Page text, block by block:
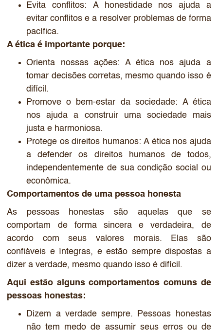
Evita conflitos: A honestidade nos ajuda a
evitar conflitos e a resolver problemas de forma
pacífica.
A ética é importante porque:
Orienta nossas ações: A ética nos ajuda a
tomar decisões corretas, mesmo quando isso é
difícil.
Promove o bem-estar da sociedade: A ética
nos ajuda a construir uma sociedade mais
justa e harmoniosa.
Protege os direitos humanos: A ética nos ajuda
a defender os direitos humanos de todos,
independentemente de sua condição social ou
econômica.
Comportamentos de uma pessoa honesta
As pessoas honestas são aquelas que se
comportam de forma sincera e verdadeira, de
acordo com seus valores morais. Elas são
confiáveis e íntegras, e estão sempre dispostas a
dizer a verdade, mesmo quando isso é difícil.
Aqui estão alguns comportamentos comuns de
pessoas honestas:
Dizem a verdade sempre. Pessoas honestas
não tem medo de assumir seus erros ou de